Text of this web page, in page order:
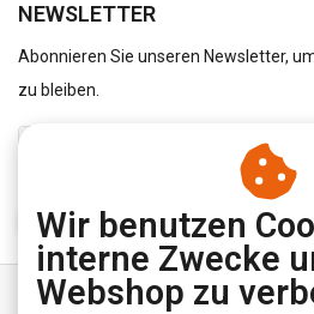
NEWSLETTER
Abonnieren Sie unseren Newsletter,
zu bleiben.
ABONNIEREN
Wir benutzen
interne Zwecke
Webshop zu